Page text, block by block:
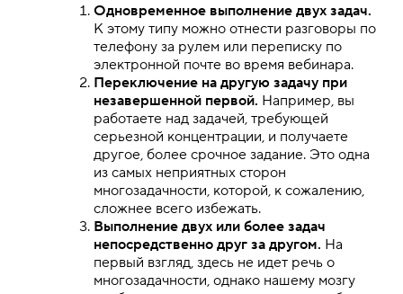
Одновременное выполнение двух задач.
К этому типу можно отнести разговоры по
телефону за рулем или переписку по
электронной почте во время вебинара.
Переключение на другую задачу при
незавершенной первой. Например, вы
работаете над задачей, требующей
серьезной концентрации, и получаете
другое, более срочное задание. Это одна
из самых неприятных сторон
многозадачности, которой, к сожалению,
сложнее всего избежать.
Выполнение двух или более задач
непосредственно друг за другом. На
первый взгляд, здесь не идет речь о
многозадачности, однако нашему мозгу